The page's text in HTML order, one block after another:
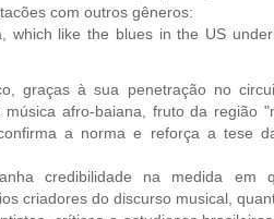
com outros gêneros:
which like the blues in the US
graças à sua penetração no
música afro-baiana, fruto da região
a norma e reforça a tese
credibilidade na medida em
criadores do discurso musical,